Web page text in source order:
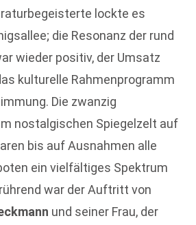
lockte es
die Resonanz der rund
wieder positiv, der Umsatz
kulturelle Rahmenprogramm
Die zwanzig
nostalgischen Spiegelzelt auf
bis auf Ausnahmen alle
ein vielfältiges Spektrum
war der Auftritt von
und seiner Frau, der